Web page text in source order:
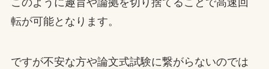
このように趣旨や論拠を切り捨てることで高速回
転が可能となります。
ですが不安な方や論文式試験に繋がらないのでは